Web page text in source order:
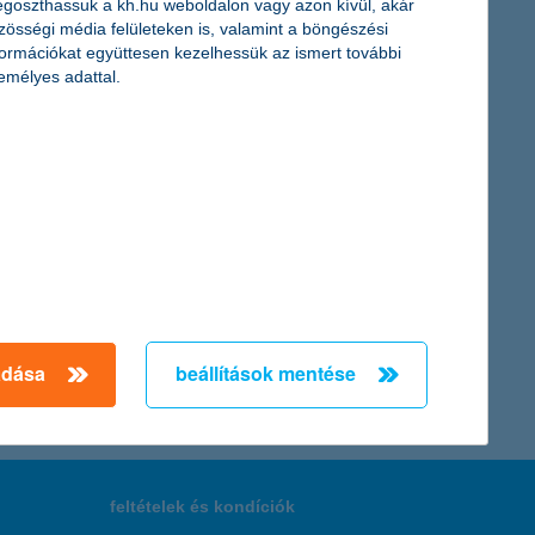
és az ajánlás tartozik: ma már minden második
feltételek és kondíciók
a kh.hu weboldalon vagy azon kívül, akár
média felületeken is, valamint a böngészési
együttesen kezelhessük az ismert további
adattal.
beállítások mentése